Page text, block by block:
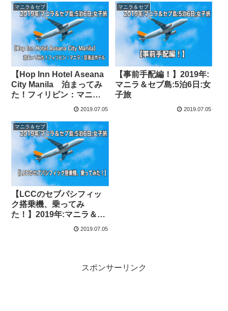
2･3泊目
マニラ＆セブ
【Hop Inn Hotel Aseana
City Manila 泊まってみ
た！フィリピン：マニ
ラ：空港近ホテル】2019
日:女子旅
2019.07.05
マニラ＆セブ
【事前手配編！】2019年:
マニラ＆セブ島:5泊6日:女
子旅
2019.07.05
マニラ＆セブ
【LCCのセブパシフィッ
ク搭乗機、乗ってみ
た！】2019年:マニラ＆セ
ブ島:5泊6日:女子旅
2019.07.05
スポンサーリンク